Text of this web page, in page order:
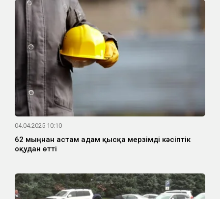
04.04.2025 10:10
62 мыңнан астам адам қысқа мерзімді кәсіптік
оқудан өтті